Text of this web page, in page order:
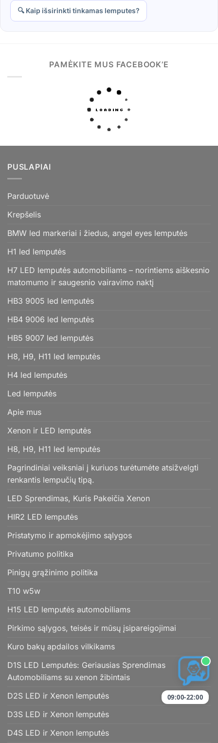
🔍 Kaip išsirinkti tinkamas lemputes?
PAMĖKITE MUS FACEBOOK’E
PUSLAPIAI
Parduotuvė
Krepšelis
BMW led markeriai i žiedus, angel eyes lemputės
H1 led lemputės
H7 LED lemputės automobiliams – norintiems aiškesnio
matomumo ir saugesnio vairavimo naktį
HB3 9005 led lemputės
HB4 9006 led lemputės
HB5 9007 led lemputės
H8, H9, H11 led lemputės
H4 led lemputės
Led lemputės
Apie mus
Xenon ir LED lemputės
H8, H9, H11 led lemputės
Pagrindiniai veiksniai į kuriuos turėtumėte atsižvelgti
renkantis lempučių tipą.
LED Sprendimas, Kuris Pakeičia Xenon
HIR2 LED lemputės
Pristatymo ir apmokėjimo sąlygos
Privatumo politika
Pinigų grąžinimo politika
T10 w5w
H15 LED lemputės automobiliams
Pirkimo sąlygos, teisės ir mūsų įsipareigojimai
Kuro bakų apdailos vilkikams
D1S LED Lemputės: Geriausias Sprendimas
Automobiliams su xenon žibintais
D2S LED ir Xenon lemputės
D3S LED ir Xenon lemputės
D4S LED ir Xenon lemputės
09:00-22:00